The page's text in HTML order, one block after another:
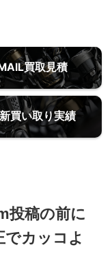
買取見積
買い取り実績
投稿の前に
でカッコよ